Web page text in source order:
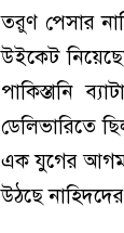
তরুণ পেসার
উইকেট
পাকিস্তানি
ডেলিভারিতে
এক যুগের
উঠছে